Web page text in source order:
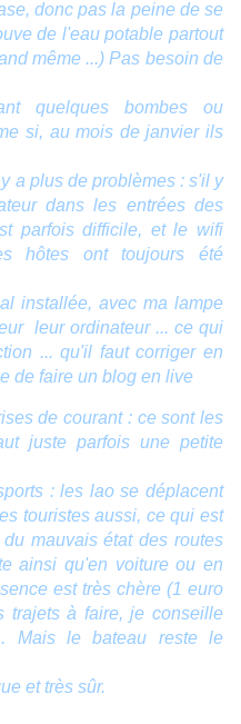
donc pas la peine de se
de l'eau potable partout
même ...) Pas besoin de
quelques bombes ou
si, au mois de janvier ils
a plus de problèmes : s'il y
dans les entrées des
parfois difficile, et le wifi
hôtes ont toujours été
installée, avec ma lampe
leur ordinateur ... ce qui
... qu'il faut corriger en
de faire un blog en live
de courant : ce sont les
juste parfois une petite
: les lao se déplacent
touristes aussi, ce qui est
mauvais état des routes
ainsi qu'en voiture ou en
est très chère (1 euro
trajets à faire, je conseille
Mais le bateau reste le
et très sûr.